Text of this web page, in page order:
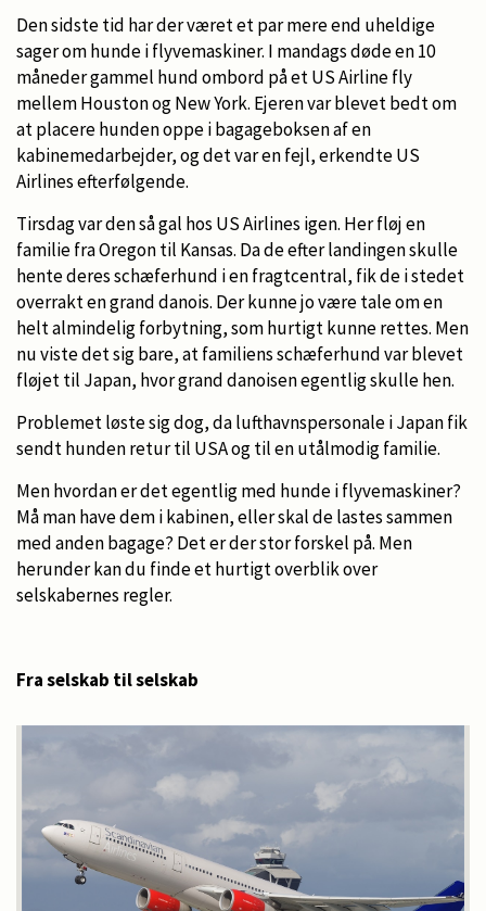
Den sidste tid har der været et par mere end uheldige
sager om hunde i flyvemaskiner. I mandags døde en 10
måneder gammel hund ombord på et US Airline fly
mellem Houston og New York. Ejeren var blevet bedt om
at placere hunden oppe i bagageboksen af en
kabinemedarbejder, og det var en fejl, erkendte US
Airlines efterfølgende.
Tirsdag var den så gal hos US Airlines igen. Her fløj en
familie fra Oregon til Kansas. Da de efter landingen skulle
hente deres schæferhund i en fragtcentral, fik de i stedet
overrakt en grand danois. Der kunne jo være tale om en
helt almindelig forbytning, som hurtigt kunne rettes. Men
nu viste det sig bare, at familiens schæferhund var blevet
fløjet til Japan, hvor grand danoisen egentlig skulle hen.
Problemet løste sig dog, da lufthavnspersonale i Japan fik
sendt hunden retur til USA og til en utålmodig familie.
Men hvordan er det egentlig med hunde i flyvemaskiner?
Må man have dem i kabinen, eller skal de lastes sammen
med anden bagage? Det er der stor forskel på. Men
herunder kan du finde et hurtigt overblik over
selskabernes regler.
Fra selskab til selskab